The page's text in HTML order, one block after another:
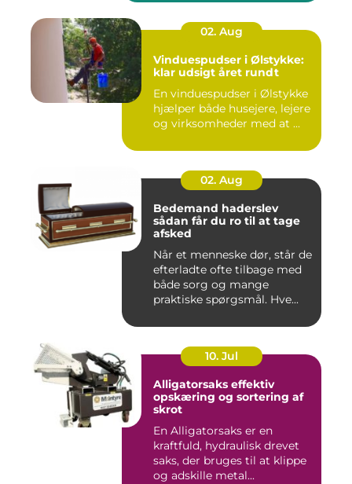
02. Aug
Vinduespudser i Ølstykke:
klar udsigt året rundt
En vinduespudser i Ølstykke
hjælper både husejere, lejere
og virksomheder med at ...
02. Aug
Bedemand haderslev
sådan får du ro til at tage
afsked
Når et menneske dør, står de
efterladte ofte tilbage med
både sorg og mange
praktiske spørgsmål. Hve...
10. Jul
Alligatorsaks effektiv
opskæring og sortering af
skrot
En Alligatorsaks er en
kraftfuld, hydraulisk drevet
saks, der bruges til at klippe
og adskille metal...